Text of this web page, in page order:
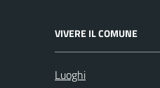
VIVERE IL COMUNE
Luoghi